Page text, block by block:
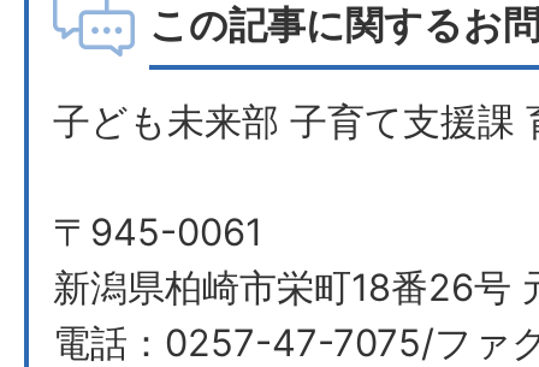
この記事に関するお
子ども未来部 子育て支援課
〒945-0061
新潟県柏崎市栄町18番26号
電話：0257-47-7075/ファ